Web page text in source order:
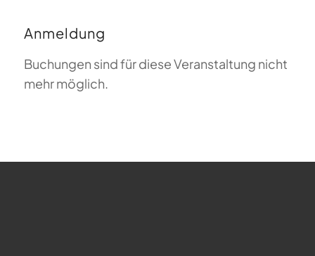
Anmeldung
Buchungen sind für diese Veranstaltung nicht
mehr möglich.